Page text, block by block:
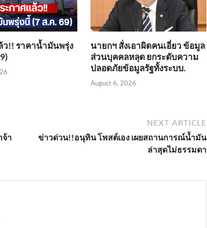
ว!! ราคาน้ำมันพรุ่ง
นายกฯ สั่งเอาผิดคนเอี่ยว ข้อมูล
ส่วนบุคคลหลุด ยกระดับความ
ปลอดภัยข้อมูลรัฐทั้งระบบ.
August 6, 2026
จ้า
NEXT ARTICLE
ข่าวด่วน!!อนุทิน โพสต์เอง เผยสถานการณ์น้ำมัน
ล่าสุดไม่ธรรมดา